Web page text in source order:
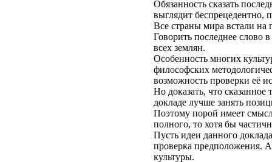
Обязанность сказать
выглядит беспрецедентно,
Все страны мира встали на
Говорить последнее слово
всех землян.
Особенность многих
философских
возможность проверки её
Но доказать, что
докладе лучше занять
Поэтому порой имеет
полного, то хотя бы
Пусть идеи данного
проверка предположения.
культуры.